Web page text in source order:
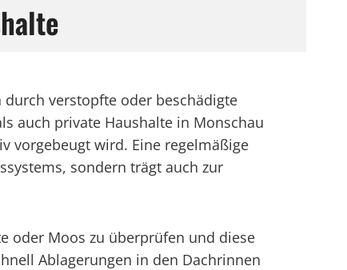
verstopfte oder beschädigte
auch private Haushalte in Monschau
vorgebeugt wird. Eine regelmäßige
sondern trägt auch zur
oder Moos zu überprüfen und diese
Ablagerungen in den Dachrinnen